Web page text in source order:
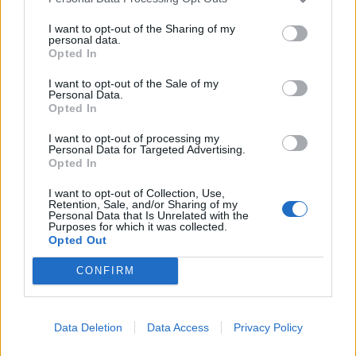
I want to opt-out of the Sharing of my
personal data.
Opted In
I want to opt-out of the Sale of my
Personal Data.
Opted In
I want to opt-out of processing my
Personal Data for Targeted Advertising.
Opted In
I want to opt-out of Collection, Use,
Retention, Sale, and/or Sharing of my
Personal Data that Is Unrelated with the
Purposes for which it was collected.
Opted Out
CONFIRM
Data Deletion Data Access Privacy Policy
07. august 2026 kl. 10.00
AALBORG: I weekenden bliver der rig mulighed
for at gøre et godt genbrugskøb.
Der er nemlig loppemarkeder flere steder i
Aalborg og omegn.
God loppejagt.
Loppemarked i Fjordbyen
Traditionen tro forvandles Fjordbyen den anden
loppemarked.
Vis mere
Del artikel